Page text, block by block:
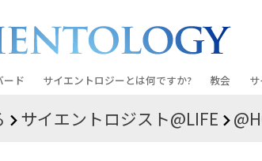
ード サイエントロジーとは何ですか?
信条と実践
教会
教会を探す
サイエントロジスト@LIFE